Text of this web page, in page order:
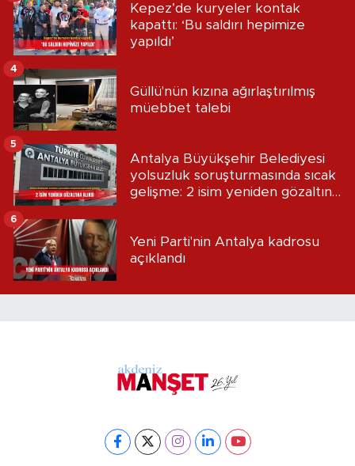
Kepez’de kuryeler kontak
kapattı: ‘Bu saldırı hepimize
yapıldı’
Güllü'nün kızına ağırlaştırılmış
müebbet talebi
4
Antalya Büyükşehir Belediyesi
yolsuzluk soruşturmasında sıcak
gelişme: 2 isim yeniden gözaltına
5
Yeni Parti'nin Antalya kadrosu
açıklandı
6